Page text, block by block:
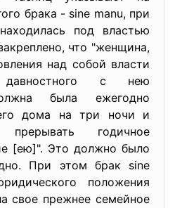
брака - sine manu, при
под властью
что "женщина,
над собой власти
с нею
была ежегодно
дома на три ночи и
годичное
[ею]". Это должно было
При этом брак sine
положения
свое прежнее семейное